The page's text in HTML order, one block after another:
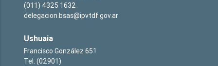
(011) 4325 1632
delegacion.bsas@ipvtdf.gov.ar
Ushuaia
Francisco González 651
Tel: (02901)